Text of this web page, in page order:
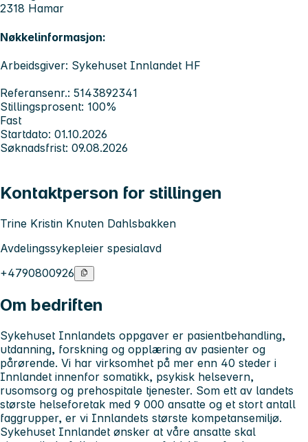
2318 Hamar
Nøkkelinformasjon:
Arbeidsgiver: Sykehuset Innlandet HF
Referansenr.: 5143892341
Stillingsprosent: 100%
Fast
Startdato: 01.10.2026
Søknadsfrist: 09.08.2026
Kontaktperson for stillingen
Trine Kristin Knuten Dahlsbakken
Avdelingssykepleier spesialavd
+4790800926
Om bedriften
Sykehuset Innlandets oppgaver er pasientbehandling,
utdanning, forskning og opplæring av pasienter og
pårørende. Vi har virksomhet på mer enn 40 steder i
Innlandet innenfor somatikk, psykisk helsevern,
rusomsorg og prehospitale tjenester. Som ett av landets
største helseforetak med 9 000 ansatte og et stort antall
faggrupper, er vi Innlandets største kompetansemiljø.
Sykehuset Innlandet ønsker at våre ansatte skal